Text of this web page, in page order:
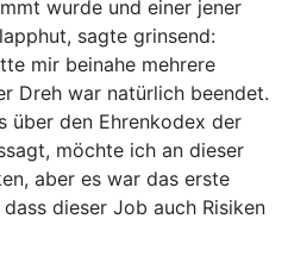
wurde und einer jener
sagte grinsend:
mir beinahe mehrere
Dreh war natürlich beendet.
über den Ehrenkodex der
möchte ich an dieser
aber es war das erste
dieser Job auch Risiken